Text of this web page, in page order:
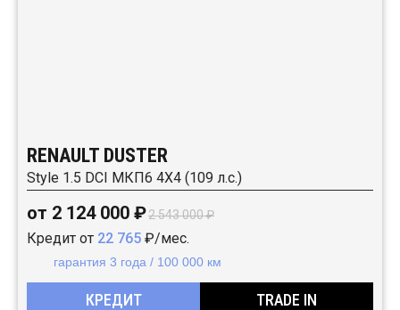
RENAULT DUSTER
Style 1.5 DCI МКП6 4Х4 (109 л.с.)
от 2 124 000 ₽2 543 000 ₽
Кредит от 22 765 ₽/мес.
гарантия 3 года / 100 000 км
КРЕДИТ TRADE IN